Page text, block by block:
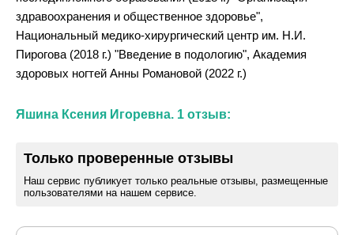
здравоохранения и общественное здоровье",
Национальный медико-хирургический центр им. Н.И.
Пирогова (2018 г.) "Введение в подологию", Академия
здоровых ногтей Анны Романовой (2022 г.)
Яшина Ксения Игоревна. 1 отзыв:
Только проверенные отзывы
Наш сервис публикует только реальные отзывы, размещенные
пользователями на нашем сервисе.